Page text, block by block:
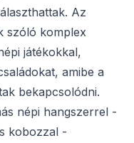
Az
szóló komplex
játékokkal,
amibe a
bekapcsolódni.
népi hangszerrel -
kobozzal -